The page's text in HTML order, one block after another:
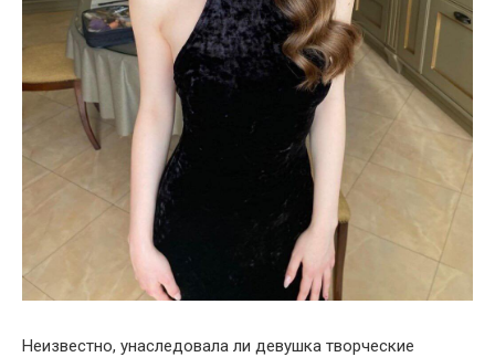
Неизвестно, унаследовала ли девушка творческие